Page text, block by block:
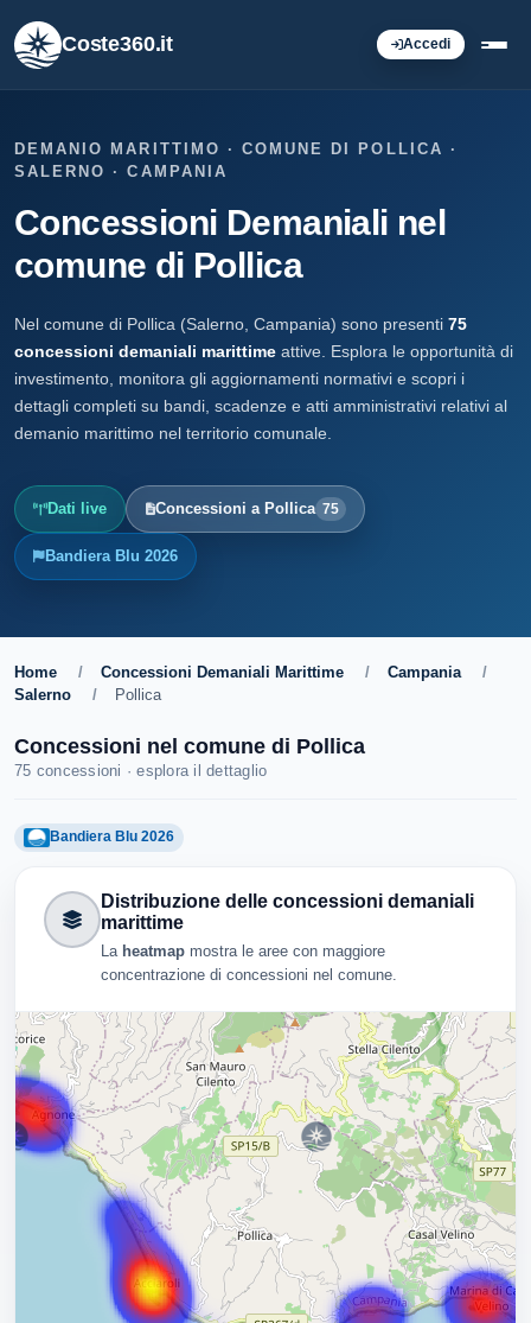
Coste360.it Accedi
DEMANIO MARITTIMO · COMUNE DI POLLICA ·
SALERNO · CAMPANIA
Concessioni Demaniali nel
comune di Pollica
Nel comune di Pollica (Salerno, Campania) sono presenti 75
concessioni demaniali marittime attive. Esplora le opportunità di
investimento, monitora gli aggiornamenti normativi e scopri i
dettagli completi su bandi, scadenze e atti amministrativi relativi al
demanio marittimo nel territorio comunale.
Dati live Concessioni a Pollica 75
Bandiera Blu 2026
Home / Concessioni Demaniali Marittime / Campania
/
Salerno
/ Pollica
Concessioni nel comune di Pollica
75 concessioni · esplora il dettaglio
Bandiera Blu 2026
Distribuzione delle concessioni demaniali
marittime
La heatmap mostra le aree con maggiore
concentrazione di concessioni nel comune.